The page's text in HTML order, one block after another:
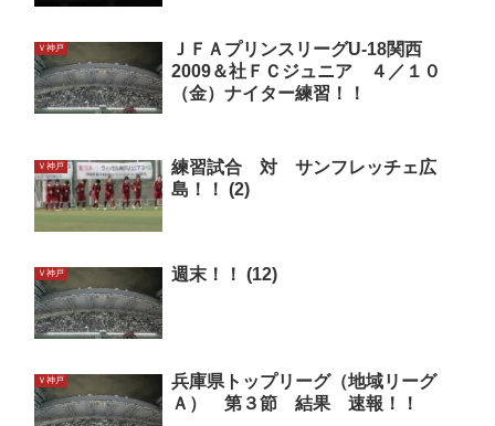
Ｖ神戸
ＪＦＡプリンスリーグU-18関西
2009＆社ＦＣジュニア ４／１０
（金）ナイター練習！！
Ｖ神戸
練習試合 対 サンフレッチェ広
島！！ (2)
Ｖ神戸 週末！！ (12)
Ｖ神戸
兵庫県トップリーグ（地域リーグ
Ａ） 第３節 結果 速報！！